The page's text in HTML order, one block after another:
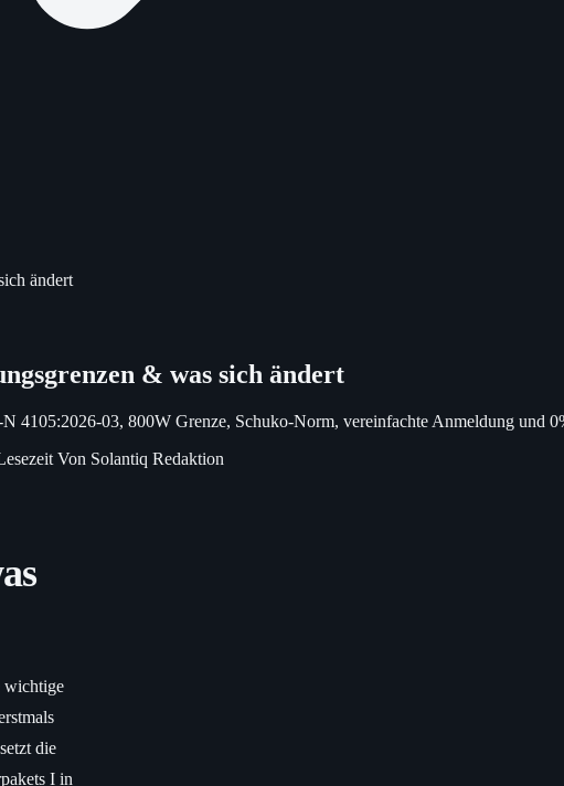
ändert
& was sich ändert
03, 800W Grenze, Schuko-Norm, vereinfachte Anmeldung und
Von Solantiq Redaktion
wichtige
die
I in